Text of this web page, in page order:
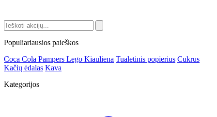
Populiariausios paieškos
Coca Cola Pampers Lego Kiauliena Tualetinis popierius Cukrus
Kačių ėdalas Kava
Kategorijos